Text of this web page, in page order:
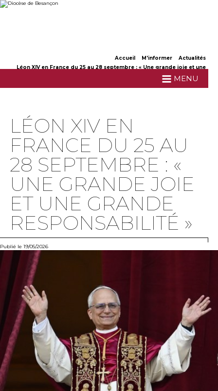
Aller
au
Outils
personnels
MENU
Accueil M'informer
Actualités
Léon XIV en France du 25 au 28 septembre : « Une grande joie et une
LÉON XIV EN
FRANCE DU 25 AU
28 SEPTEMBRE : «
UNE GRANDE JOIE
ET UNE GRANDE
RESPONSABILITÉ »
Publié le 19/05/2026